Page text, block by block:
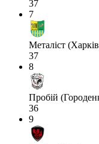
37
7
Металіст
37
8
Пробій
36
9